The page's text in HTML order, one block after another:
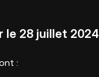
le 28 juillet 2024
: